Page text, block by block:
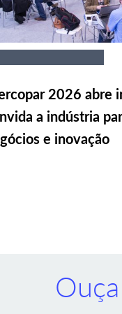
2026 abre
a indústria
e inovação